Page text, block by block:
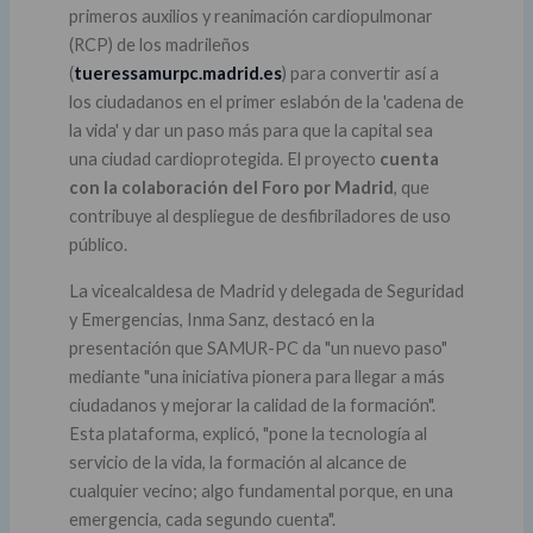
primeros auxilios y reanimación cardiopulmonar
(RCP) de los madrileños
(tueressamurpc.madrid.es) para convertir así a
los ciudadanos en el primer eslabón de la 'cadena de
la vida' y dar un paso más para que la capital sea
una ciudad cardioprotegida. El proyecto cuenta
con la colaboración del Foro por Madrid, que
contribuye al despliegue de desfibriladores de uso
público.
La vicealcaldesa de Madrid y delegada de Seguridad
y Emergencias, Inma Sanz, destacó en la
presentación que SAMUR-PC da "un nuevo paso"
mediante "una iniciativa pionera para llegar a más
ciudadanos y mejorar la calidad de la formación".
Esta plataforma, explicó, "pone la tecnología al
servicio de la vida, la formación al alcance de
cualquier vecino; algo fundamental porque, en una
emergencia, cada segundo cuenta".